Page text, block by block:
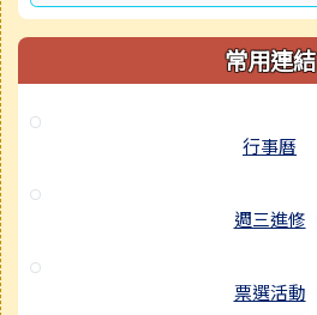
常用連結
行事曆
週三進修
票選活動